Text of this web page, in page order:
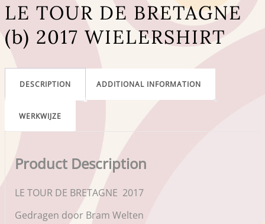
LE TOUR DE BRETAGNE
(b) 2017 WIELERSHIRT
DESCRIPTION ADDITIONAL INFORMATION
WERKWIJZE
Product Description
LE TOUR DE BRETAGNE 2017
Gedragen door Bram Welten